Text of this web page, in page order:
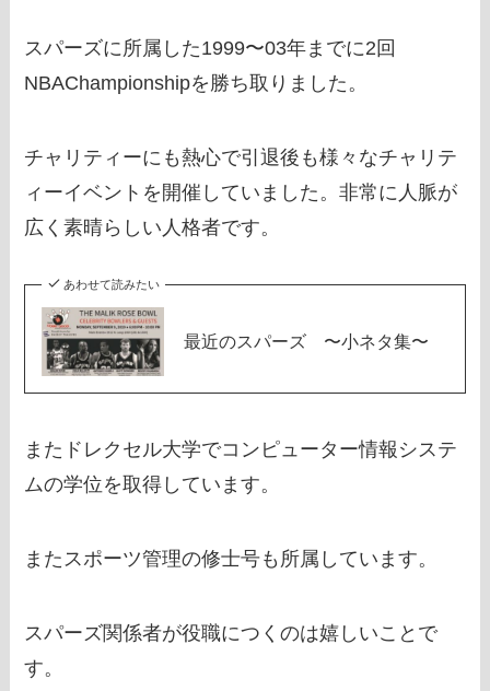
スパーズに所属した1999〜03年までに2回
NBAChampionshipを勝ち取りました。
チャリティーにも熱心で引退後も様々なチャリテ
ィーイベントを開催していました。非常に人脈が
広く素晴らしい人格者です。
あわせて読みたい
最近のスパーズ 〜小ネタ集〜
またドレクセル大学でコンピューター情報システ
ムの学位を取得しています。
またスポーツ管理の修士号も所属しています。
スパーズ関係者が役職につくのは嬉しいことで
す。